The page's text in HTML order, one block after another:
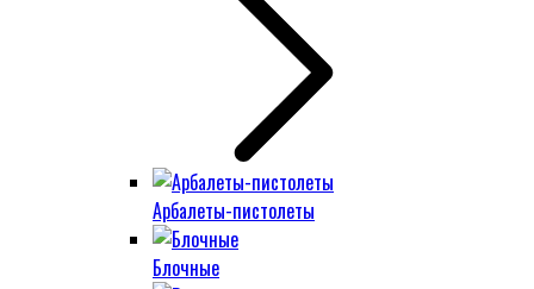
Арбалеты-пистолеты
Блочные